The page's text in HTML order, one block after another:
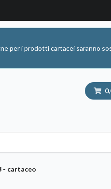
per i prodotti cartacei saranno
- cartaceo